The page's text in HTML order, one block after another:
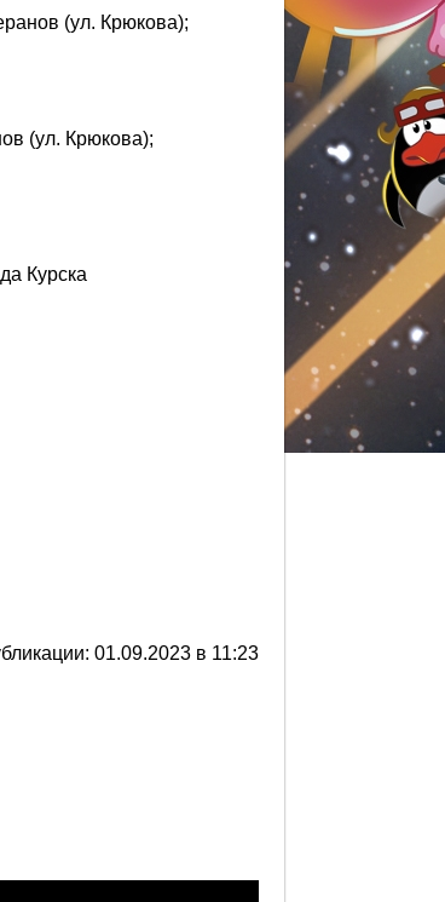
(ул. Крюкова);
(ул. Крюкова);
Курска
01.09.2023 в 11:23